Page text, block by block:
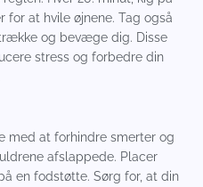
at hvile øjnene. Tag også
og bevæge dig. Disse
stress og forbedre din
med at forhindre smerter og
afslappede. Placer
en fodstøtte. Sørg for, at din